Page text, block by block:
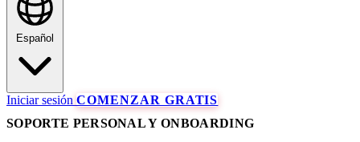
Español
Iniciar sesión COMENZAR GRATIS
SOPORTE PERSONAL Y ONBOARDING